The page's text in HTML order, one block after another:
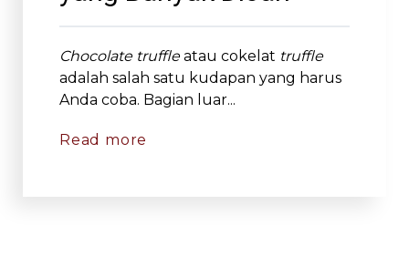
Chocolate truffleatau cokelat truffle
adalah salah satu kudapan yang harus
Anda coba. Bagian luar...
Read more